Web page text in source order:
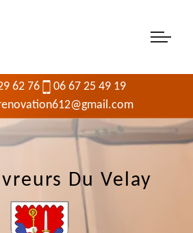
62 76
06 67 25 49 19
Du Velay